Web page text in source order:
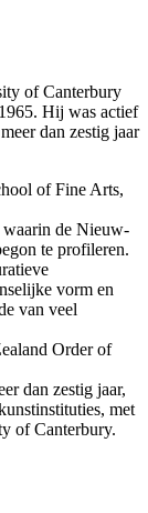
of Canterbury
Hij was actief
dan zestig jaar
of Fine Arts,
waarin de Nieuw-
te profileren.
vorm en
van veel
Order of
dan zestig jaar,
met
of Canterbury.